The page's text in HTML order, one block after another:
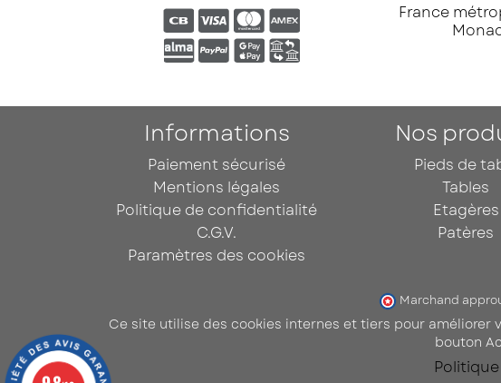
France
Informations
Paiement sécurisé
Mentions légales
Politique de confidentialité
C.G.V.
Paramètres des cookies
Nos
Pieds de
Tables
Etagères
Patères
Marchand
Ce site utilise des cookies internes et tiers pour
bouton